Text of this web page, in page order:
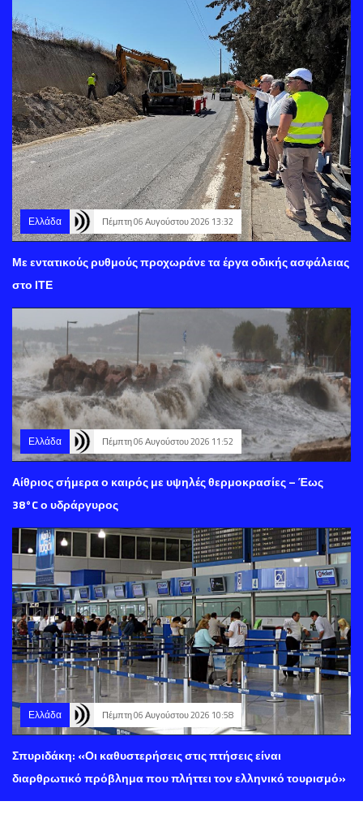
Ελλάδα Πέμπτη 06 Αυγούστου 2026 13:32
Με εντατικούς ρυθμούς προχωράνε τα έργα οδικής ασφάλειας
στο ΙΤΕ
Ελλάδα Πέμπτη 06 Αυγούστου 2026 11:52
Αίθριος σήμερα ο καιρός με υψηλές θερμοκρασίες – Έως
38°C ο υδράργυρος
Ελλάδα Πέμπτη 06 Αυγούστου 2026 10:58
Σπυριδάκη: «Οι καθυστερήσεις στις πτήσεις είναι
διαρθρωτικό πρόβλημα που πλήττει τον ελληνικό τουρισμό»